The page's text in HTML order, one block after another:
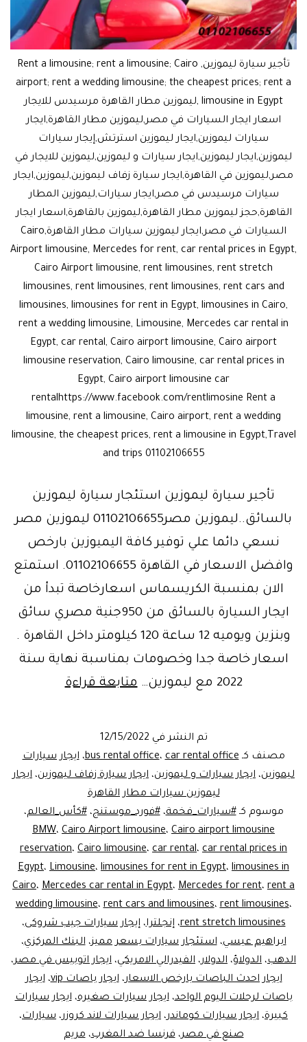
تأجير سيارة ليموزين, Rent a limousine; rent a limousine; Cairo
airport; rent a wedding limousine; the cheapest prices; rent a
limousine in Egypt ,ليموزين مطار القاهرة مرسيدس للايجار
اسعار ايجار السيارات في مصر,ليموزين مطار القاهرة,ايجار
سيارات ليموزين,ايجار ليموزين استرتش,إيجار سيارات
ليموزين,ايجار ليموزين,ايجار سيارات و ليموزين,ليموزين للايجار في
مصر,ليموزين في القاهرة,ايجار سيارة زفاف ليموزين,ليموزين,ايجار
سيارات مرسيدس في مصر,ايجار سيارات,ليموزين المطار
القاهرة,حجز ليموزين مطار القاهرة,ليموزين بالقاهرة,اسعار ايجار
السيارات في مصر,ايجار ليموزين سيارات مطار القاهرة,Cairo
Airport limousine, Mercedes for rent, car rental prices in Egypt,
Cairo Airport limousine, rent limousines, rent stretch
limousines, rent limousines, rent limousines, rent cars and
limousines, limousines for rent in Egypt, limousines in Cairo,
rent a wedding limousine, Limousine, Mercedes car rental in
Egypt, car rental, Cairo airport limousine, Cairo airport
limousine reservation, Cairo limousine, car rental prices in
Egypt, Cairo airport limousine car
rentalhttps://www.facebook.com/rentlimosine Rent a
limousine, rent a limousine, Cairo airport, rent a wedding
limousine, the cheapest prices, rent a limousine in Egypt,Travel
and trips 01102106655
تأجير سيارة ليموزين استئجار سيارة ليموزين
بالسائق..ليموزين مصر01102106655 ليموزين مصر
نسعي دائما علي توفير كافة اليميوزين بارخص
وافضل الاسعار في القاهرة 01102106655. استمتع
الان بمنسبة الكريسماس اسعارخاصة تبدأ من
ايجار السيارة بالسائق من 950جنية مصري سائق
وبنزين ويوميه 12 ساعة 120 كيلومتر داخل القاهرة .
اسعار خاصة جدا وخصومات بمناسبة نهاية سنة
2022 مع ليموزين…
متابعة قراءةايجار
القاهره
Egypt
limousine
تم النشر في 12/15/2022
مصنف كـ
bus rental office،car rental office ،ايجار سيارات
ليموزين، ايجار سيارات و ليموزين، ايجار سيارة زفاف ليموزين، ايجار
ليموزين سيارات مطار القاهرة
موسوم كـ#سيارات_فخمة،#فورد_موستنج،#كأس_العالم،
BMW، Cairo Airport limousine، Cairo airport limousine
reservation، Cairo limousine، car rental، car rental prices in
Egypt، Limousine، limousines for rent in Egypt، limousines in
Cairo، Mercedes car rental in Egypt، Mercedes for rent، rent a
wedding limousine،rent cars and limousines،rent limousines،
rent stretch limousines،إنجلترا،إيجار سيارات جيب شروكى،
ابراهيم عيسي،استئجار سيارات بسعر مميز،البنك المركزي،
الدهب، الدولاؤ، الدولار، الفيدرالي الامريكي، ايجار اتوبيس في مصر،
ايجار احدث الباصات بارخص الاسعار،ايجار باصات vip ،ايجار
باصات لرحلات اليوم الواحد،ايجار سيارات صغيره،ايجار سيارات
كبيرة، ايجار سيارات كوماندر، ايجار سيارات لاند كروزر، سيارات،
صنع في مصر،فرنسا ضد المغرب،مريم